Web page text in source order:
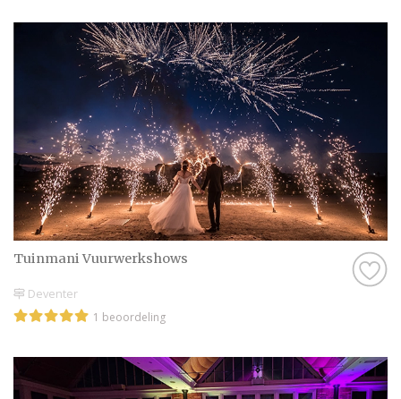
Tuinmani Vuurwerkshows
Deventer
1 beoordeling